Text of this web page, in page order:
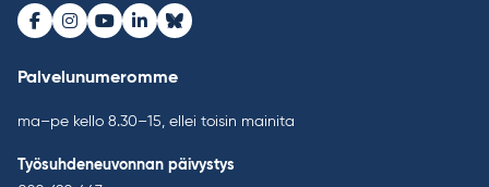
Facebook
Instagram
Youtube
LinkedInBluesky
Palvelunumeromme
ma–pe kello 8.30–15, ellei toisin mainita
Työsuhdeneuvonnan päivystys